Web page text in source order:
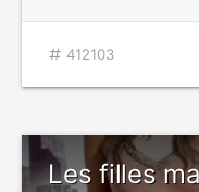
412103
Les filles